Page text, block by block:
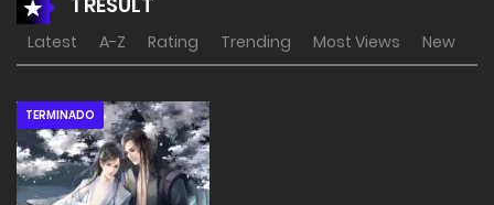
Latest A-Z Rating Trending Most Views New
TERMINADO